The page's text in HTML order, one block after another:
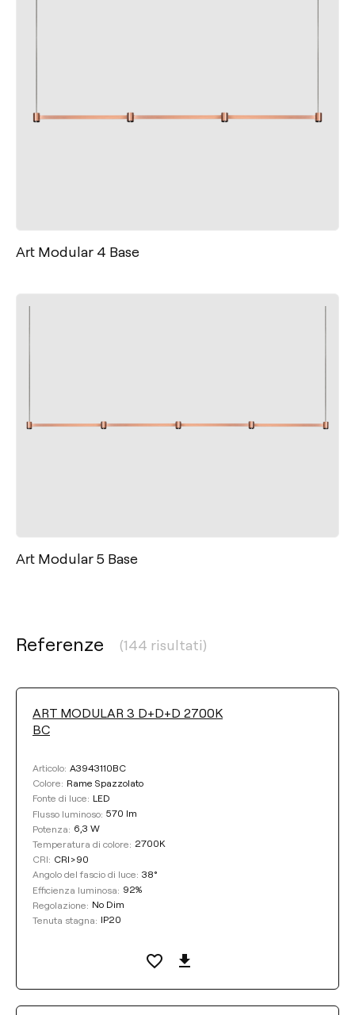
Art Modular 4 Base
Art Modular 5 Base
Referenze (144 risultati)
ART MODULAR 3 D+D+D 2700K
BC
Articolo: A3943110BC
Colore: Rame Spazzolato
Fonte di luce: LED
Flusso luminoso: 570 lm
Potenza: 6,3 W
Temperatura di colore: 2700K
CRI: CRI>90
Angolo del fascio di luce: 38°
Efficienza luminosa: 92%
Regolazione: No Dim
Tenuta stagna: IP20